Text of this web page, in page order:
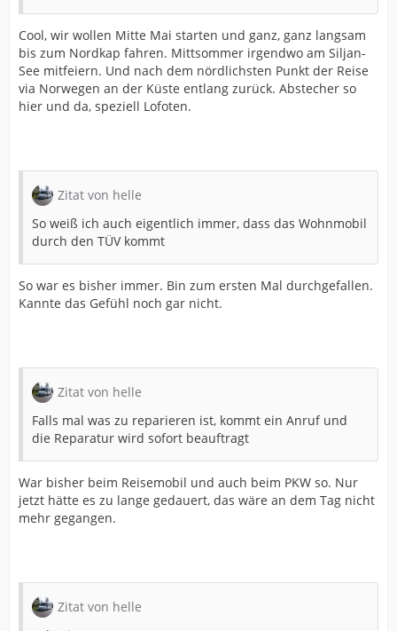
Cool, wir wollen Mitte Mai starten und ganz, ganz langsam
bis zum Nordkap fahren. Mittsommer irgendwo am Siljan-
See mitfeiern. Und nach dem nördlichsten Punkt der Reise
via Norwegen an der Küste entlang zurück. Abstecher so
hier und da, speziell Lofoten.
Zitat von helle
So weiß ich auch eigentlich immer, dass das Wohnmobil
durch den TÜV kommt
So war es bisher immer. Bin zum ersten Mal durchgefallen.
Kannte das Gefühl noch gar nicht.
Zitat von helle
Falls mal was zu reparieren ist, kommt ein Anruf und
die Reparatur wird sofort beauftragt
War bisher beim Reisemobil und auch beim PKW so. Nur
jetzt hätte es zu lange gedauert, das wäre an dem Tag nicht
mehr gegangen.
Zitat von helle